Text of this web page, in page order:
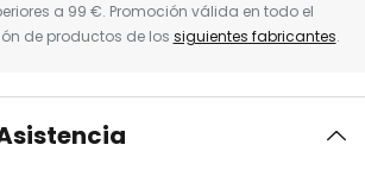
a 99 €. Promoción válida en todo el
de productos de los siguientes fabricantes.